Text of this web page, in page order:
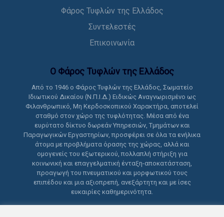
Φάρος Τυφλών της Ελλάδος
Συντελεστές
Επικοινωνία
Ο Φάρος Τυφλών της Ελλάδoς
Από το 1946 ο Φάρος Τυφλών της Ελλάδος, Σωματείο
Ιδιωτικού Δικαίου (Ν.Π.Ι.Δ.) Ειδικώς Αναγνωρισμένο ως
Φιλανθρωπικό, Μη Κερδοσκοπικού Χαρακτήρα, αποτελεί
σταθμό στον χώρο της τυφλότητας. Μέσα από ένα
ευρύτατο δίκτυο δωρεάν Υπηρεσιών, Τμημάτων και
Παραγωγικών Εργαστηρίων, προσφέρει σε όλα τα ενήλικα
άτομα με προβλήματα όρασης της χώρας, αλλά και
ομογενείς του εξωτερικού, πολλαπλή στήριξη για
κοινωνική και επαγγελματική ένταξη-αποκατάσταση,
προαγωγή του πνευματικού και μορφωτικού τους
επιπέδου και μια αξιοπρεπή, ανεξάρτητη και με ίσες
ευκαιρίες καθημερινότητα.